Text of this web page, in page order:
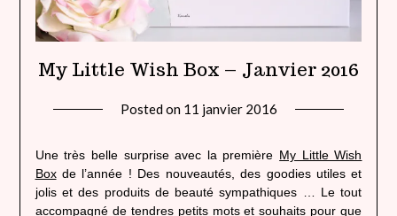
My Little Wish Box – Janvier 2016
Posted on 11 janvier 2016
heavenly
Une très belle surprise avec la première My Little Wish
Boxde l’année ! Des nouveautés, des goodies utiles et
jolis et des produits de beauté sympathiques … Le tout
accompagné de tendres petits mots et souhaits pour que